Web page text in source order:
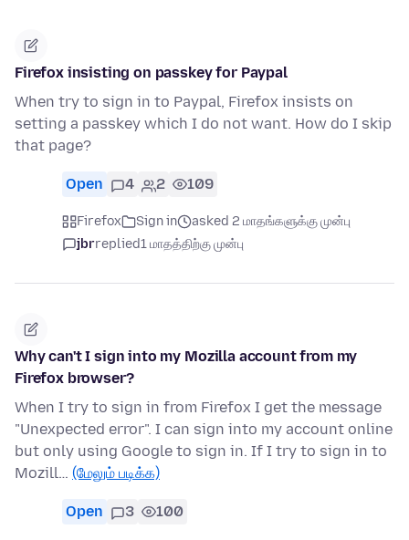
Firefox insisting on passkey for Paypal
When try to sign in to Paypal, Firefox insists on
setting a passkey which I do not want. How do I skip
that page?
Open 4 2 109
Firefox Sign in
asked 2 மாதங்களுக்கு முன்பு
jbrreplied1 மாதத்திற்கு முன்பு
Why can't I sign into my Mozilla account from my
Firefox browser?
When I try to sign in from Firefox I get the message
"Unexpected error". I can sign into my account online
but only using Google to sign in. If I try to sign in to
Mozill… (மேலும் படிக்க)
Open 3 100